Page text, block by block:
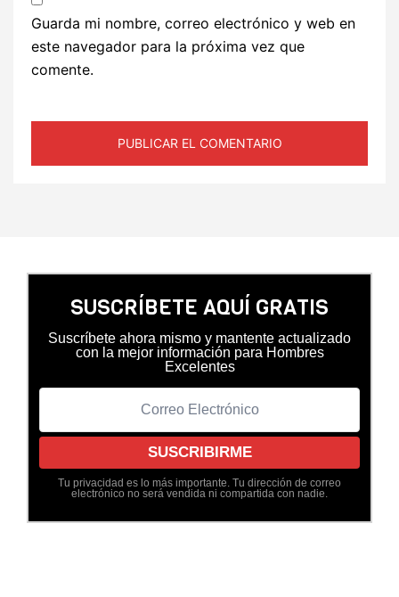
Guarda mi nombre, correo electrónico y web en
este navegador para la próxima vez que
comente.
SUSCRÍBETE AQUÍ GRATIS
Suscríbete ahora mismo y mantente actualizado
con la mejor información para Hombres
Excelentes
Tu privacidad es lo más importante. Tu dirección de correo
electrónico no será vendida ni compartida con nadie.